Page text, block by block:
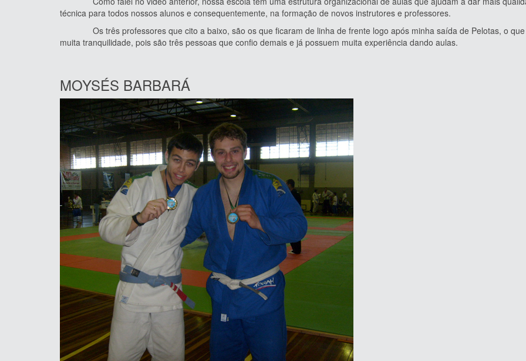
técnica para todos nossos alunos e consequentemente, na formação de novos instrutores e professores.
Os três professores que cito a baixo, são os que ficaram de linha de frente logo após minha saída de Pelotas, o que
muita tranquilidade, pois são três pessoas que confio demais e já possuem muita experiência dando aulas.
MOYSÉS BARBARÁ